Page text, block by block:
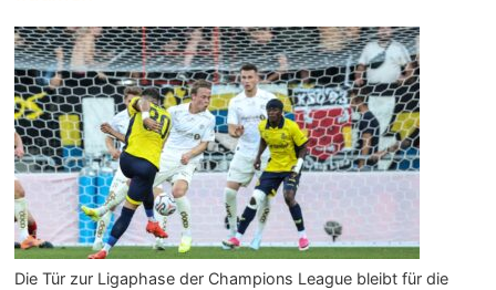
Die Tür zur Ligaphase der Champions League bleibt für die